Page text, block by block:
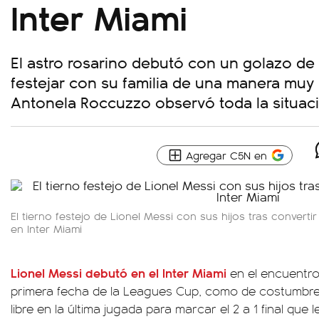
Inter Miami
El astro rosarino debutó con un golazo
festejar con su familia de una manera
Antonela Roccuzzo observó toda la
Agregar C5N en
El tierno festejo de Lionel Messi con sus hijos tras
en Inter Miami
Lionel Messi debutó en el Inter Miami en el
primera fecha de la Leagues Cup, como de
libre en la última jugada para marcar el 2 a 1 final que